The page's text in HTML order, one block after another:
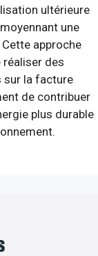
ultérieure
une
approche
réaliser des
sur la facture
de contribuer
plus durable